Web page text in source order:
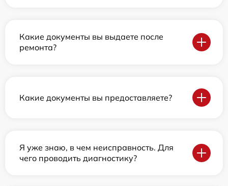
Какие документы вы выдаете после
ремонта?
Какие документы вы предоставляете?
Я уже знаю, в чем неисправность. Для
чего проводить диагностику?